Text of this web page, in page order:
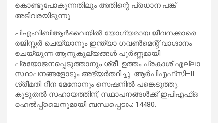
കൊണ്ടുപോകുന്നതിലും അതിന്റെ പ്രധാന പങ്ക്
അടിവരയിടുന്നു.
പിഎംവിബിആർവൈയിൽ യോഗ്യരായ ജീവനക്കാരെ
രജിസ്റ്റർ ചെയ്യാനും ഇന്ത്യാ ഗവൺമെന്റ് വാഗ്ദാനം
ചെയ്യുന്ന ആനുകൂല്യങ്ങൾ പൂർണ്ണമായി
പ്രയോജനപ്പെടുത്താനും ശ്രീ. ഉത്തം പ്രകാശ് എല്ലാ
സ്ഥാപനങ്ങളോടും അഭ്യർത്ഥിച്ചു. ആർ‌പി‌എഫ്‌സി–II
ശ്രീമതി റീന മേനോനും സെഷനിൽ പങ്കെടുത്തു.
കൂടുതൽ സഹായത്തിന്, സ്ഥാപനങ്ങൾക്ക് ഇപിഎഫ്ഒ
ഹെൽപ്പ്‌ലൈനുമായി ബന്ധപ്പെടാം: 14480.